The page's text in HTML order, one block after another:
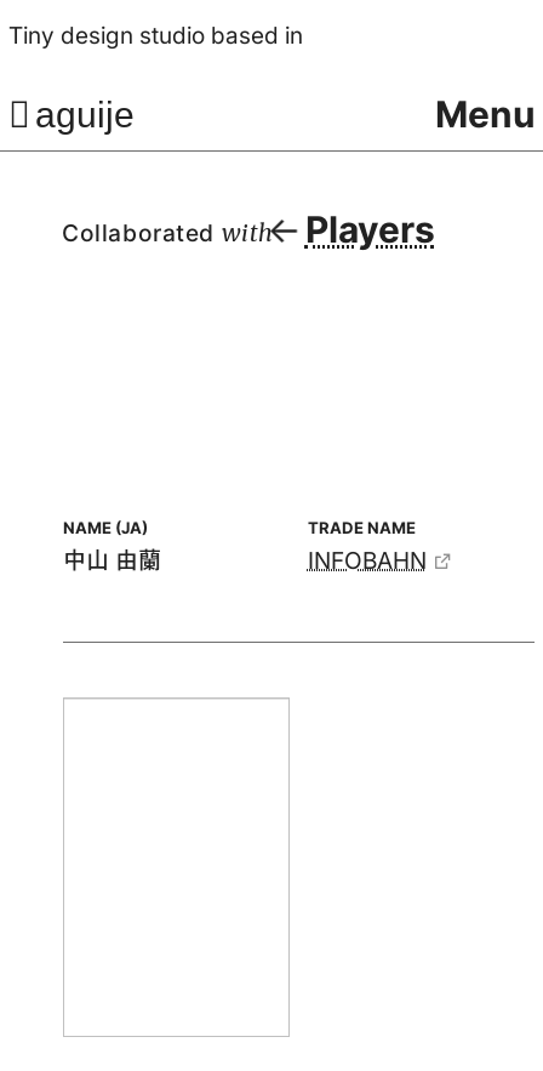
Tiny design studio based in
aguije Menu
Collaborated with Players
NAME (JA)
中山 由蘭
TRADE NAME
INFOBAHN